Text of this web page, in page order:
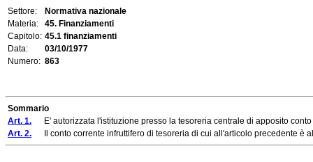
Settore:
Normativa nazionale
Materia:
45. Finanziamenti
Capitolo: 45.1 finanziamenti
Data:
03/10/1977
Numero: 863
Sommario
Art. 1. E' autorizzata l'istituzione presso la tesoreria centrale di apposito
Art. 2. Il conto corrente infruttifero di tesoreria di cui all'articolo precedente è